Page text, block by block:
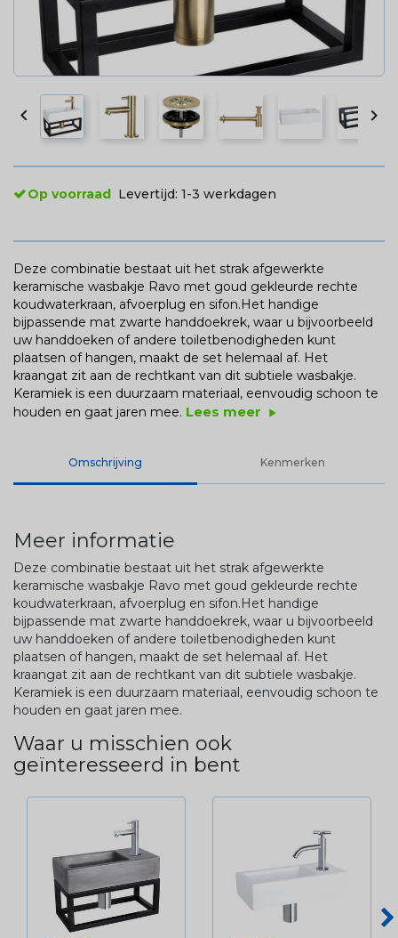
 
Op voorraad Levertijd: 1-3 werkdagen
Deze combinatie bestaat uit het strak afgewerkte
keramische wasbakje Ravo met goud gekleurde rechte
koudwaterkraan, afvoerplug en sifon.Het handige
bijpassende mat zwarte handdoekrek, waar u bijvoorbeeld
uw handdoeken of andere toiletbenodigheden kunt
plaatsen of hangen, maakt de set helemaal af. Het
kraangat zit aan de rechtkant van dit subtiele wasbakje.
Keramiek is een duurzaam materiaal, eenvoudig schoon te
houden en gaat jaren mee. Lees meer play_arrow
Omschrijving Kenmerken
Meer informatie
Deze combinatie bestaat uit het strak afgewerkte
keramische wasbakje Ravo met goud gekleurde rechte
koudwaterkraan, afvoerplug en sifon.Het handige
bijpassende mat zwarte handdoekrek, waar u bijvoorbeeld
uw handdoeken of andere toiletbenodigheden kunt
plaatsen of hangen, maakt de set helemaal af. Het
kraangat zit aan de rechtkant van dit subtiele wasbakje.
Keramiek is een duurzaam materiaal, eenvoudig schoon te
houden en gaat jaren mee.
Waar u misschien ook
geïnteresseerd in bent